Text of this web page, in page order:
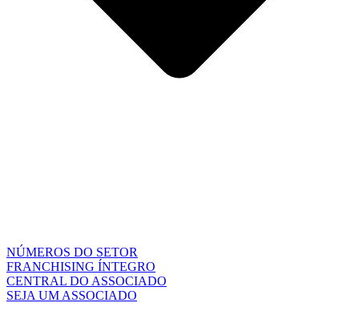
NÚMEROS DO SETOR
FRANCHISING ÍNTEGRO
CENTRAL DO ASSOCIADO
SEJA UM ASSOCIADO